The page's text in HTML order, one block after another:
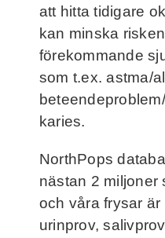
att hitta tidigare
kan minska
förekommande
som t.ex. astma/
karies.
NorthPops
nästan 2 miljoner
och våra frysar
urinprov,